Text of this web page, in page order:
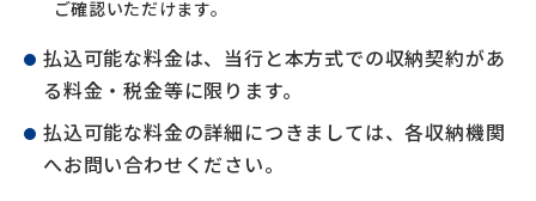
ご確認いただけます。
払込可能な料金は、当行と本方式での収納契約があ
る料金・税金等に限ります。
払込可能な料金の詳細につきましては、各収納機関
へお問い合わせください。